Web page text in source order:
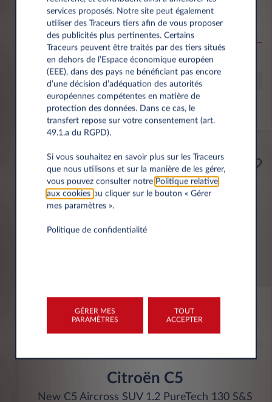
Vivaro Electric Van L2 50kWh 136 Enjoy /
Edition L2H1 G
50.000 km 60 mois Électrique 0 g/km
Mobilité et tranquillité d'esprit assurée
Loyer fixe et services inclus
et PME
456€
Citroën C5
New C5 Aircross SUV 1.2 PureTech 130 S&S
services proposés. Notre site peut également
utiliser des Traceurs tiers afin de vous proposer
des publicités plus pertinentes. Certains
Traceurs peuvent être traités par des tiers situés
en dehors de l’Espace économique européen
(EEE), dans des pays ne bénéficiant pas encore
d’une décision d’adéquation des autorités
européennes compétentes en matière de
protection des données. Dans ce cas, le
transfert repose sur votre consentement (art.
49.1.a du RGPD).
Si vous souhaitez en savoir plus sur les Traceurs
que nous utilisons et sur la manière de les gérer,
vous pouvez consulter notre Politique relative
aux cookies ou cliquer sur le bouton « Gérer
mes paramètres ».
Politique de confidentialité
GÉRER MES
PARAMÈTRES
TOUT
ACCEPTER